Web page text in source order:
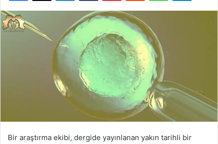
Bir araştırma ekibi, dergide yayınlanan yakın tarihli bir